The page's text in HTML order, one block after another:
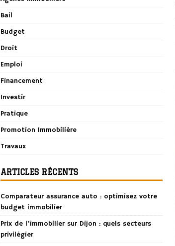
Bail
Budget
Droit
Emploi
Financement
Investir
Pratique
Promotion Immobilière
Travaux
ARTICLES RÉCENTS
Comparateur assurance auto : optimisez votre
budget immobilier
Prix de l’immobilier sur Dijon : quels secteurs
privilégier